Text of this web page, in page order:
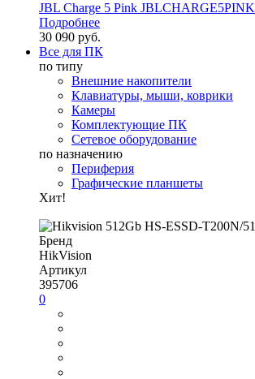
JBL Charge 5 Pink JBLCHARGE5PINK
Подробнее
30 090 руб.
Все для ПК
по типу
Внешние накопители
Клавиатуры, мыши, коврики
Камеры
Комплектующие ПК
Сетевое оборудование
по назначению
Периферия
Графические планшеты
Хит!
Бренд
HikVision
Артикул
395706
0